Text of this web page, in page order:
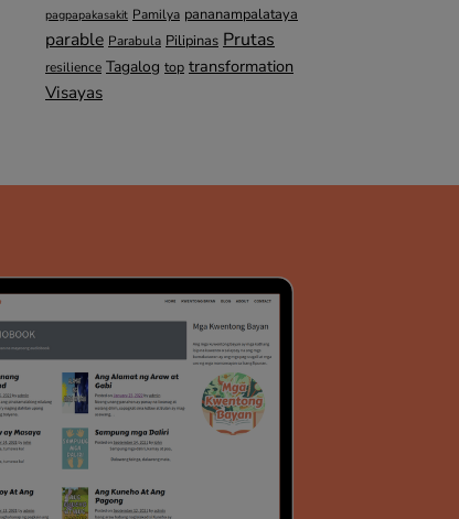
pagpapakasakit Pamilya pananampalataya
parable Parabula Pilipinas Prutas
resilience Tagalog top transformation
Visayas